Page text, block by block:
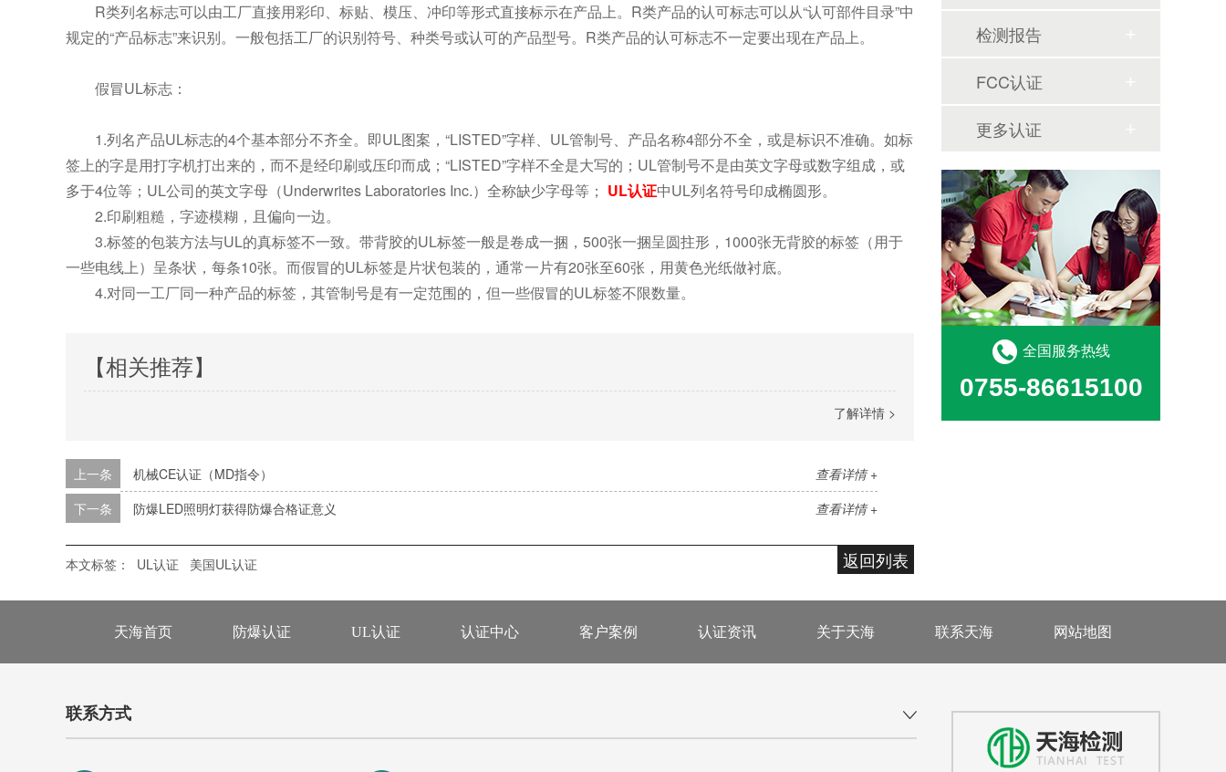
R类列名标志可以由工厂直接用彩印、标贴、模压、冲印等形式直接标示在产品上。R类产品的认可标志可以从“认可部件目录”中
规定的“产品标志”来识别。一般包括工厂的识别符号、种类号或认可的产品型号。R类产品的认可标志不一定要出现在产品上。
假冒UL标志：
1.列名产品UL标志的4个基本部分不齐全。即UL图案，“LISTED”字样、UL管制号、产品名称4部分不全，或是标识不准确。如标
签上的字是用打字机打出来的，而不是经印刷或压印而成；“LISTED”字样不全是大写的；UL管制号不是由英文字母或数字组成，或
多于4位等；UL公司的英文字母（Underwrites Laboratories Inc.）全称缺少字母等； UL认证中UL列名符号印成椭圆形。
2.印刷粗糙，字迹模糊，且偏向一边。
3.标签的包装方法与UL的真标签不一致。带背胶的UL标签一般是卷成一捆，500张一捆呈圆拄形，1000张无背胶的标签（用于
一些电线上）呈条状，每条10张。而假冒的UL标签是片状包装的，通常一片有20张至60张，用黄色光纸做衬底。
4.对同一工厂同一种产品的标签，其管制号是有一定范围的，但一些假冒的UL标签不限数量。
【相关推荐】
了解详情 >
查看详情 +
上一条
机械CE认证（MD指令）
查看详情 +
下一条 防爆LED照明灯获得防爆合格证意义
返回列表
本文标签： UL认证 美国UL认证
检测报告
FCC认证
更多认证
全国服务热线
0755-86615100
天海首页 防爆认证 UL认证 认证中心 客户案例 认证资讯 关于天海 联系天海 网站地图
联系方式